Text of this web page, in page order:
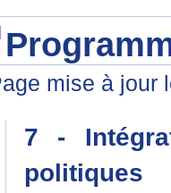
mise à jour
7 -